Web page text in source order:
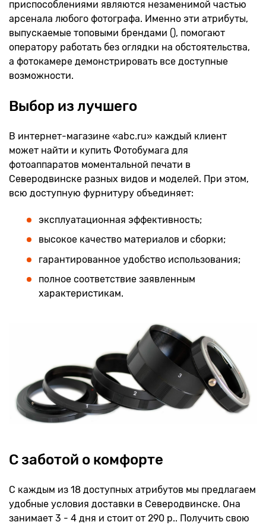
приспособлениями являются незаменимой частью
арсенала любого фотографа. Именно эти атрибуты,
выпускаемые топовыми брендами (), помогают
оператору работать без оглядки на обстоятельства,
а фотокамере демонстрировать все доступные
возможности.
Выбор из лучшего
В интернет-магазине «abc.ru» каждый клиент
может найти и купить Фотобумага для
фотоаппаратов моментальной печати в
Северодвинске разных видов и моделей. При этом,
всю доступную фурнитуру объединяет:
эксплуатационная эффективность;
высокое качество материалов и сборки;
гарантированное удобство использования;
полное соответствие заявленным
характеристикам.
С заботой о комфорте
С каждым из 18 доступных атрибутов мы предлагаем
удобные условия доставки в Северодвинске. Она
занимает 3 - 4 дня и стоит от 290 р.. Получить свою